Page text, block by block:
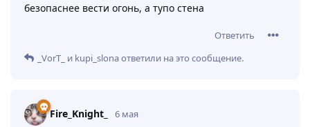
безопаснее вести огонь, а тупо стена
Ответить
_VorT_ и kupi_slonaответили на это сообщение.
Fire_Knight_ 6 мая